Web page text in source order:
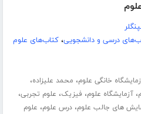
درسی و دانشجویی،کتاب‌های علوم
خانگی علوم، محمد علیزاده،
،آزمایشگاه علوم، فیزیک، علوم تجربی،
های جالب علوم،درس علوم، علوم